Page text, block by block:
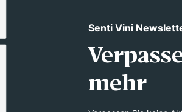
Senti Vini
mehr